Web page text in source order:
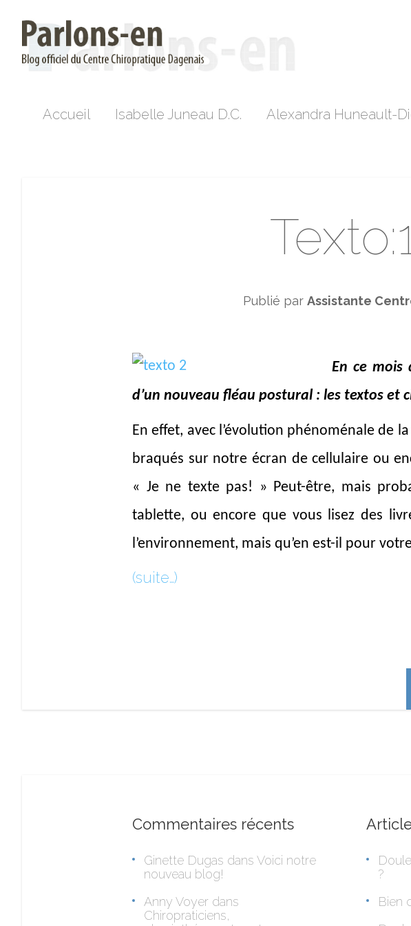
Accueil Isabelle Juneau D.C. Alexandra Huneault-
Publié par Assistante
En ce mois
d’un nouveau fléau postural : les textos et
En effet, avec l’évolution phénoménale de
braqués sur notre écran de cellulaire ou
« Je ne texte pas! » Peut-être, mais
tablette, ou encore que vous lisez des
l’environnement, mais qu’en est-il pour
(suite…)
Commentaires récents
Ginette Dugas dans Voici notre
nouveau blog!
Anny Voyer dans
Chiropraticiens,
?
Bien